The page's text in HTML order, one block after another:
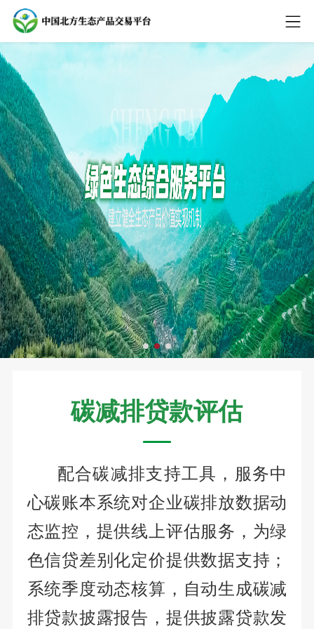
碳减排贷款评估
配合碳减排支持工具，服务中
心碳账本系统对企业碳排放数据动
态监控，提供线上评估服务，为绿
色信贷差别化定价提供数据支持；
系统季度动态核算，自动生成碳减
排贷款披露报告，提供披露贷款发